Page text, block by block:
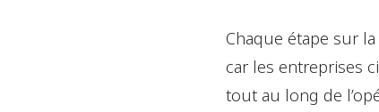
Chaque étape sur
car les entreprises
tout au long de